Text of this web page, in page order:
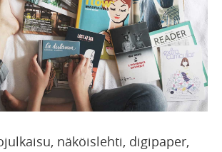
näköislehti, digipaper,